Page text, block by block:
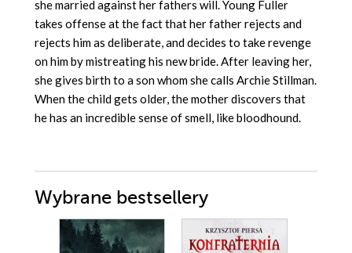
she married against her fathers will. Young Fuller
takes offense at the fact that her father rejects and
rejects him as deliberate, and decides to take revenge
on him by mistreating his new bride. After leaving her,
she gives birth to a son whom she calls Archie Stillman.
When the child gets older, the mother discovers that
he has an incredible sense of smell, like bloodhound.
Wybrane bestsellery